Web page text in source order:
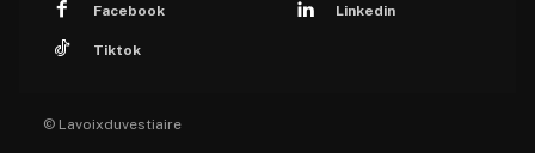
Facebook Linkedin
Tiktok
© Lavoixduvestiaire